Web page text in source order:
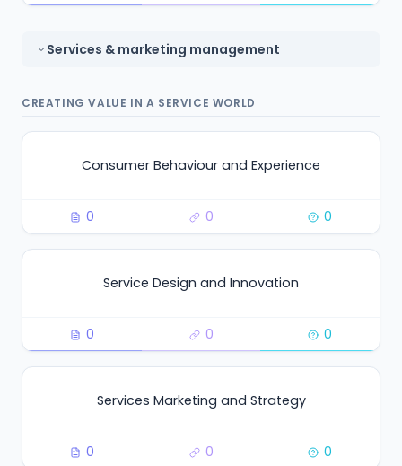
Services & marketing management
CREATING VALUE IN A SERVICE WORLD
Consumer Behaviour and Experience
0 0 0
Service Design and Innovation
0 0 0
Services Marketing and Strategy
0 0 0